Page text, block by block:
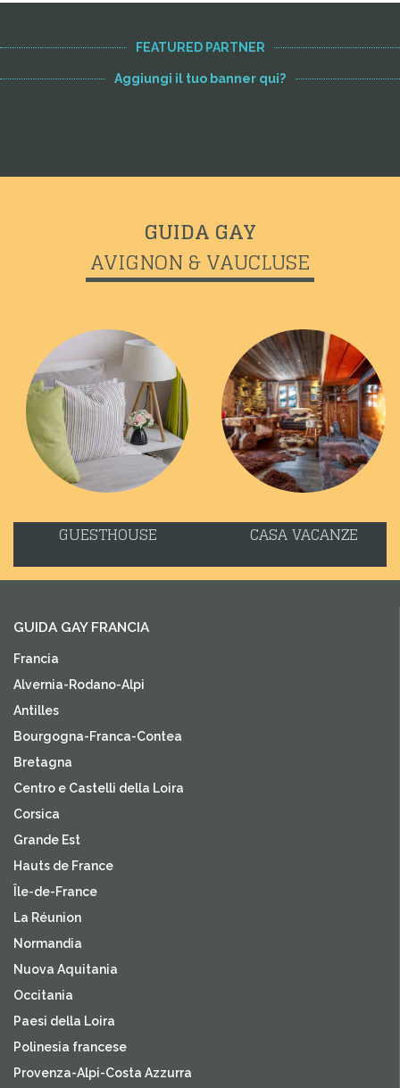
FEATURED PARTNER
Aggiungi il tuo banner qui?
GUIDA GAY
AVIGNON & VAUCLUSE
GUESTHOUSE CASA VACANZE
GUIDA GAY FRANCIA
Francia
Alvernia-Rodano-Alpi
Antilles
Bourgogna-Franca-Contea
Bretagna
Centro e Castelli della Loira
Corsica
Grande Est
Hauts de France
Île-de-France
La Réunion
Normandia
Nuova Aquitania
Occitania
Paesi della Loira
Polinesia francese
Provenza-Alpi-Costa Azzurra